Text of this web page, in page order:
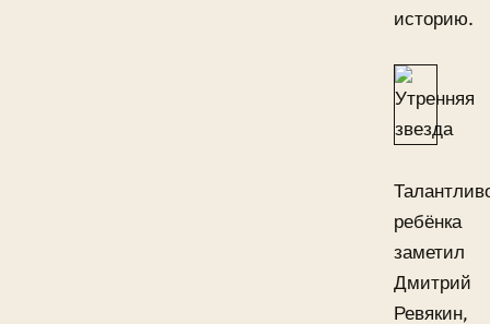
историю.
ребёнка
заметил
Дмитрий
Ревякин,